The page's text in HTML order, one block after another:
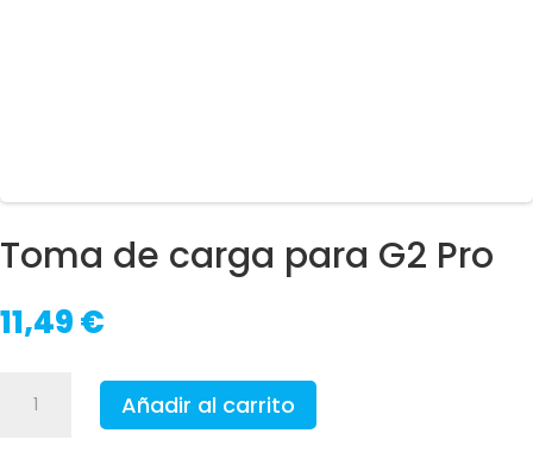
Toma de carga para G2 Pro
11,49€
Añadir al carrito